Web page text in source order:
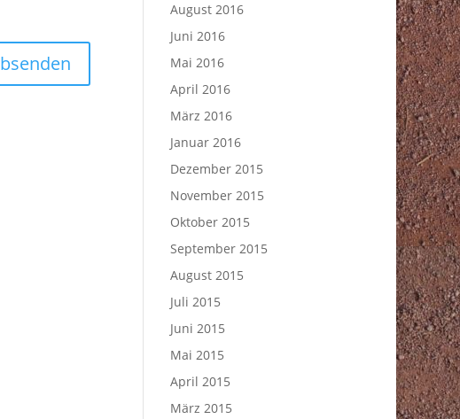
August 2016
Juni 2016
Mai 2016
April 2016
März 2016
Januar 2016
Dezember 2015
November 2015
Oktober 2015
September 2015
August 2015
Juli 2015
Juni 2015
Mai 2015
April 2015
März 2015